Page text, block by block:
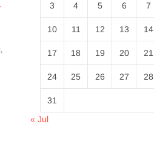
,
3 4 5 6 7
10 11 12 13 14
17 18 19 20 21
24 25 26 27 28
31
« Jul